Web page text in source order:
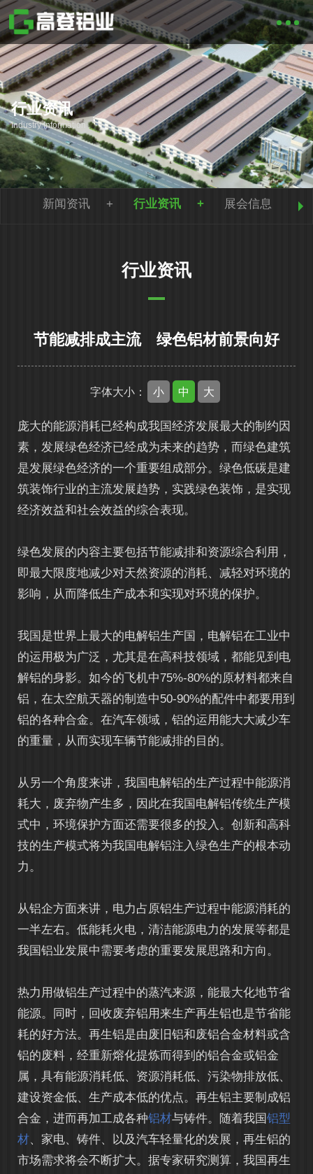
行业资讯
Industry Information
新闻资讯 行业资讯 展会信息
行业资讯
节能减排成主流 绿色铝材前景向好
字体大小： 小 中 大
庞大的能源消耗已经构成我国经济发展最大的制约因
素，发展绿色经济已经成为未来的趋势，而绿色建筑
是发展绿色经济的一个重要组成部分。绿色低碳是建
筑装饰行业的主流发展趋势，实践绿色装饰，是实现
经济效益和社会效益的综合表现。
绿色发展的内容主要包括节能减排和资源综合利用，
即最大限度地减少对天然资源的消耗、减轻对环境的
影响，从而降低生产成本和实现对环境的保护。
我国是世界上最大的电解铝生产国，电解铝在工业中
的运用极为广泛，尤其是在高科技领域，都能见到电
解铝的身影。如今的飞机中75%-80%的原材料都来自
铝，在太空航天器的制造中50-90%的配件中都要用到
铝的各种合金。在汽车领域，铝的运用能大大减少车
的重量，从而实现车辆节能减排的目的。
从另一个角度来讲，我国电解铝的生产过程中能源消
耗大，废弃物产生多，因此在我国电解铝传统生产模
式中，环境保护方面还需要很多的投入。创新和高科
技的生产模式将为我国电解铝注入绿色生产的根本动
力。
从铝企方面来讲，电力占原铝生产过程中能源消耗的
一半左右。低能耗火电，清洁能源电力的发展等都是
我国铝业发展中需要考虑的重要发展思路和方向。
热力用做铝生产过程中的蒸汽来源，能最大化地节省
能源。同时，回收废弃铝用来生产再生铝也是节省能
耗的好方法。再生铝是由废旧铝和废铝合金材料或含
铝的废料，经重新熔化提炼而得到的铝合金或铝金
属，具有能源消耗低、资源消耗低、污染物排放低、
建设资金低、生产成本低的优点。再生铝主要制成铝
合金，进而再加工成各种铝材与铸件。随着我国铝型
材、家电、铸件、以及汽车轻量化的发展，再生铝的
市场需求将会不断扩大。据专家研究测算，我国再生